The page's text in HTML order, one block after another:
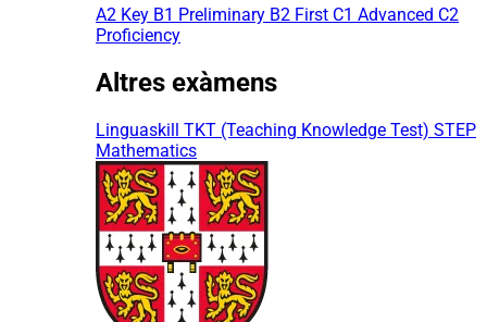
A2 Key B1 Preliminary B2 First C1 Advanced C2
Proficiency
Altres exàmens
Linguaskill TKT (Teaching Knowledge Test) STEP
Mathematics